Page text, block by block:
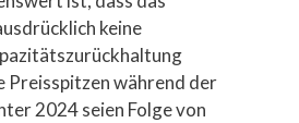
keine
während der
2024 seien Folge von